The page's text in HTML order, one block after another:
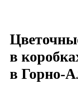
в
в Горно-